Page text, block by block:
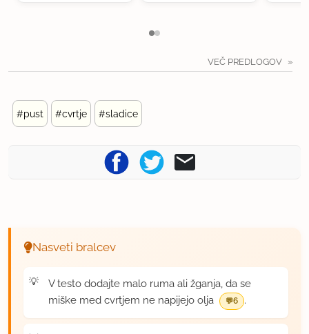
VEČ PREDLOGOV
#pust #cvrtje #sladice
Nasveti bralcev
V testo dodajte malo ruma ali žganja, da se
miške med cvrtjem ne napijejo olja
6 .